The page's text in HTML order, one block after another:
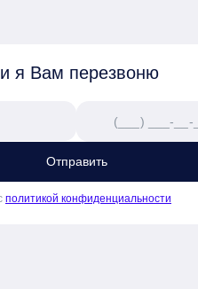
я Вам перезвоню
Отправить
политикой конфиденциальности